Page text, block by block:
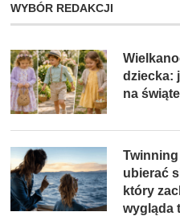
WYBÓR REDAKCJI
dziecka:
na
ubierać
który
wygląda